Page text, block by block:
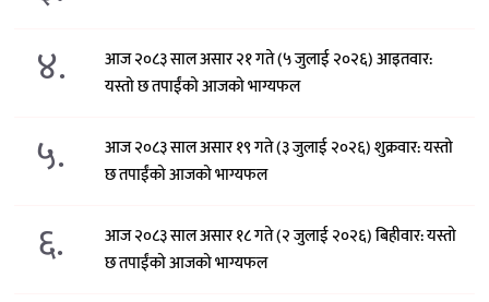
४.
आज २०८३ साल असार २१ गते (५ जुलाई २०२६) आइतवार:
यस्तो छ तपाईंको आजको भाग्यफल
५.
आज २०८३ साल असार १९ गते (३ जुलाई २०२६) शुक्रवार: यस्तो
छ तपाईंको आजको भाग्यफल
६.
आज २०८३ साल असार १८ गते (२ जुलाई २०२६) बिहीवार: यस्तो
छ तपाईंको आजको भाग्यफल